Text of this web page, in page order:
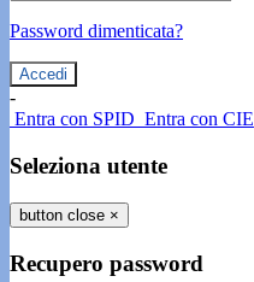
Password dimenticata?
-
Entra con SPID Entra con CIE
Seleziona utente
button close ×
Recupero password